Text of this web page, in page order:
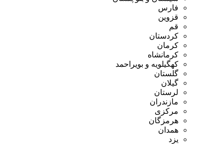
فارس
قزوین
قم
کردستان
کرمان
کرمانشاه
کهگیلویه و بویراحمد
گلستان
گیلان
لرستان
مازندران
مرکزی
هرمزگان
همدان
یزد